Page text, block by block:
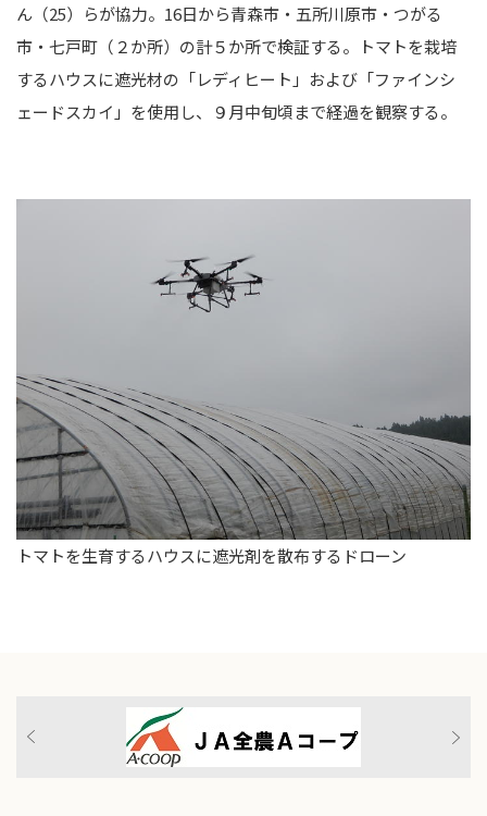
ん（25）らが協力。16日から青森市・五所川原市・つがる
市・七戸町（２か所）の計５か所で検証する。トマトを栽培
するハウスに遮光材の「レディヒート」および「ファインシ
ェードスカイ」を使用し、９月中旬頃まで経過を観察する。
トマトを生育するハウスに遮光剤を散布するドローン